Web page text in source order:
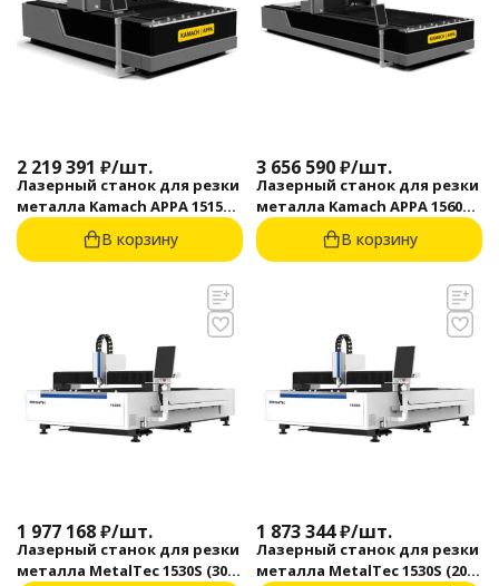
2 219 391 ₽/шт.
Лазерный станок для резки
металла Kamach APPA 1515
(3000 Вт)
В корзину
3 656 590₽/шт.
Лазерный станок для резки
металла Kamach APPA 1560
(3000 Вт)
В корзину
1 977 168₽/шт.
Лазерный станок для резки
металла MetalTec 1530S (3000
1 873 344₽/шт.
Лазерный станок для резки
металла MetalTec 1530S (2000